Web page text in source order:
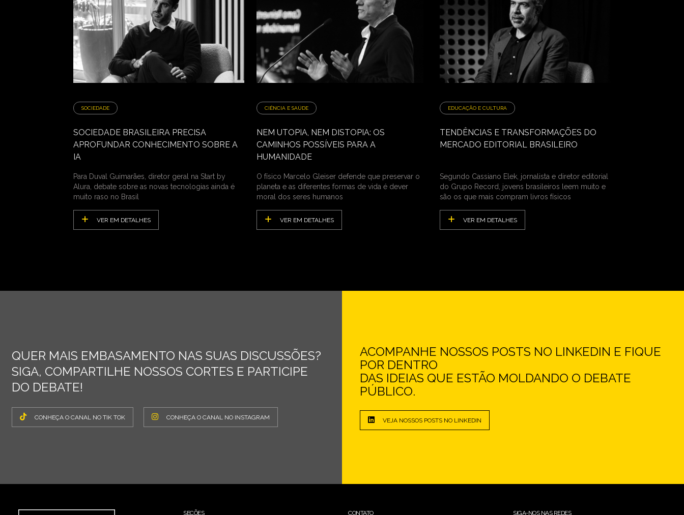
SOCIEDADE
SOCIEDADE BRASILEIRA PRECISA
APROFUNDAR CONHECIMENTO SOBRE A
IA
Para Duval Guimarães, diretor geral na Start by
Alura, debate sobre as novas tecnologias ainda é
muito raso no Brasil
VER EM DETALHES
CIÊNCIA E SAÚDE
NEM UTOPIA, NEM DISTOPIA: OS
CAMINHOS POSSÍVEIS PARA A
HUMANIDADE
O físico Marcelo Gleiser defende que preservar o
planeta e as diferentes formas de vida é dever
moral dos seres humanos
VER EM DETALHES
EDUCAÇÃO E CULTURA
TENDÊNCIAS E TRANSFORMAÇÕES DO
MERCADO EDITORIAL BRASILEIRO
Segundo Cassiano Elek, jornalista e diretor editorial
do Grupo Record, jovens brasileiros leem muito e
são os que mais compram livros físicos
VER EM DETALHES
QUER MAIS EMBASAMENTO NAS SUAS DISCUSSÕES?
SIGA, COMPARTILHE NOSSOS CORTES E PARTICIPE
DO DEBATE!
CONHEÇA O CANAL NO TIK TOK CONHEÇA O CANAL NO INSTAGRAM
ACOMPANHE NOSSOS POSTS NO LINKEDIN E FIQUE
POR DENTRO
DAS IDEIAS QUE ESTÃO MOLDANDO O DEBATE
PÚBLICO.
VEJA NOSSOS POSTS NO LINKEDIN
SEÇÕES CONTATO SIGA-NOS NAS REDES